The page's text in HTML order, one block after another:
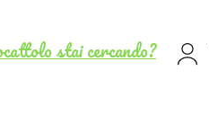
stai cercando?